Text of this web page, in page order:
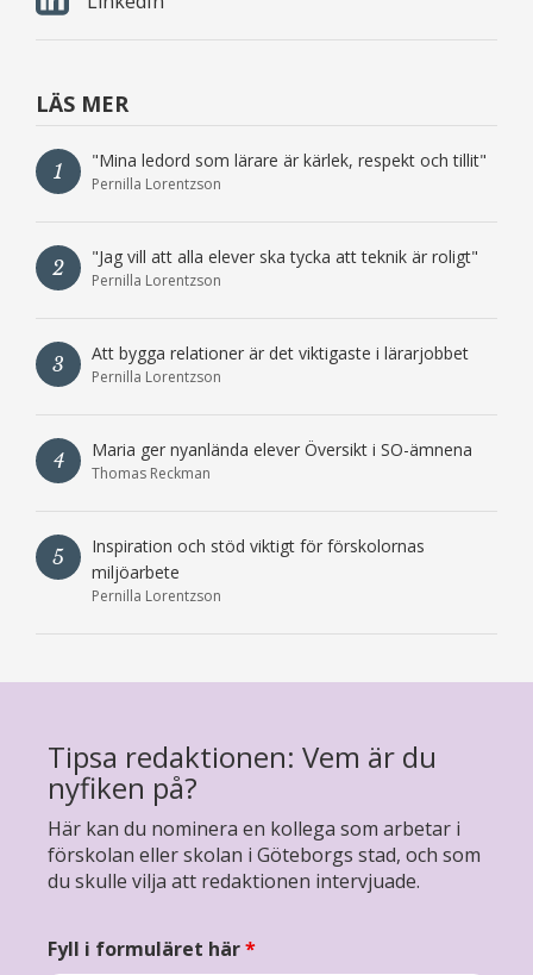
LÄS MER
1 "Mina ledord som lärare är kärlek, respekt och tillit"
Pernilla Lorentzson
2 "Jag vill att alla elever ska tycka att teknik är roligt"
Pernilla Lorentzson
3 Att bygga relationer är det viktigaste i lärarjobbet
Pernilla Lorentzson
4 Maria ger nyanlända elever Översikt i SO-ämnena
Thomas Reckman
5
Inspiration och stöd viktigt för förskolornas
miljöarbete
Pernilla Lorentzson
Tipsa redaktionen: Vem är du
nyfiken på?
Här kan du nominera en kollega som arbetar i
förskolan eller skolan i Göteborgs stad, och som
du skulle vilja att redaktionen intervjuade.
Fyll i formuläret här*